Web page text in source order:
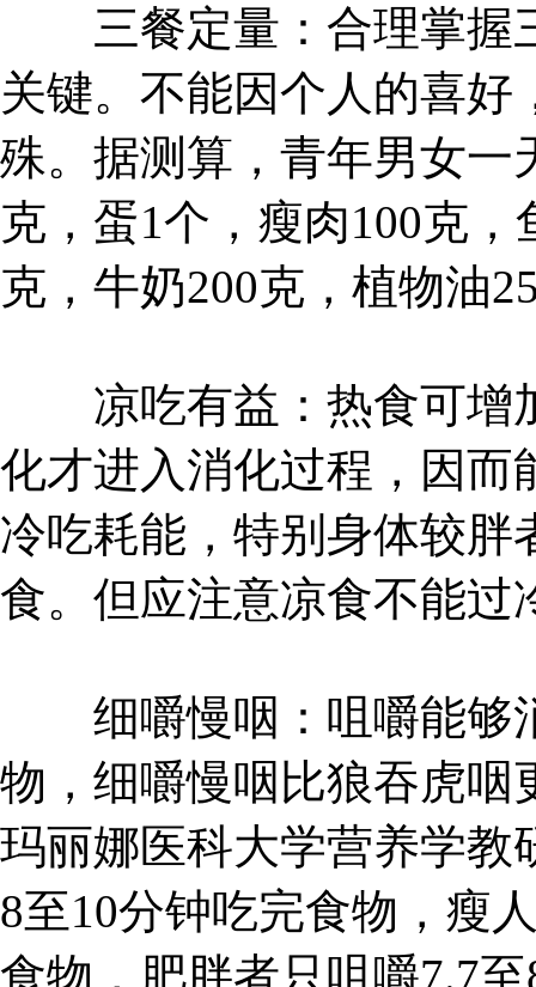
三餐定量：合理掌握
关键。不能因个人的喜
殊。据测算，青年男女一
克，蛋1个，瘦肉100克，
克，牛奶200克，植物油
凉吃有益：热食可增
化才进入消化过程，因而
冷吃耗能，特别身体较胖
食。但应注意凉食不能过
细嚼慢咽：咀嚼能够
物，细嚼慢咽比狼吞虎咽
玛丽娜医科大学营养学教
8至10分钟吃完食物，瘦
食物，肥胖者只咀嚼7.7